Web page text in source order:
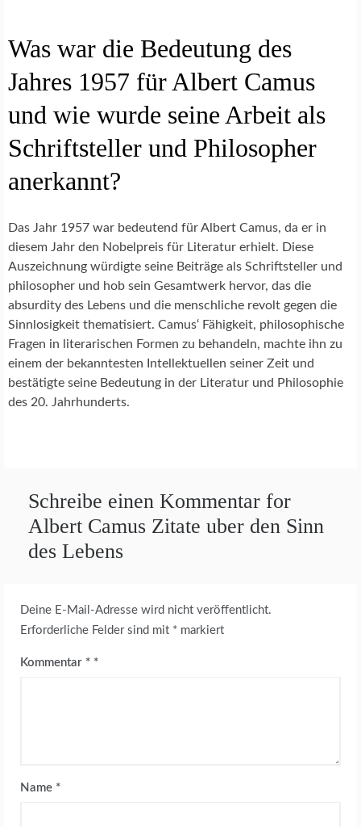
Was war die Bedeutung des
Jahres 1957 für Albert Camus
und wie wurde seine Arbeit als
Schriftsteller und Philosopher
anerkannt?
Das Jahr 1957 war bedeutend für Albert Camus, da er in
diesem Jahr den Nobelpreis für Literatur erhielt. Diese
Auszeichnung würdigte seine Beiträge als Schriftsteller und
philosopher und hob sein Gesamtwerk hervor, das die
absurdity des Lebens und die menschliche revolt gegen die
Sinnlosigkeit thematisiert. Camus‘ Fähigkeit, philosophische
Fragen in literarischen Formen zu behandeln, machte ihn zu
einem der bekanntesten Intellektuellen seiner Zeit und
bestätigte seine Bedeutung in der Literatur und Philosophie
des 20. Jahrhunderts.
Schreibe einen Kommentar for
Albert Camus Zitate uber den Sinn
des Lebens
Deine E-Mail-Adresse wird nicht veröffentlicht.
Erforderliche Felder sind mit * markiert
Kommentar *
Name *